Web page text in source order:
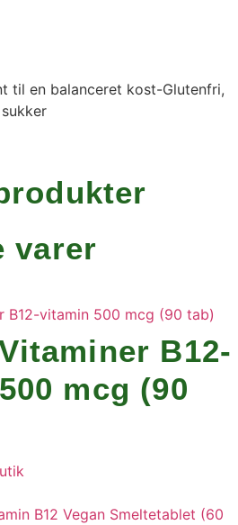
til en balanceret kost-Glutenfri,
varer
B12-
mcg (90